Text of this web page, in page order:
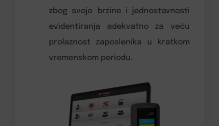
zbog svoje brzine i jednostavnosti
evidentiranja adekvatno za veću
prolaznost zaposlenika u kratkom
vremenskom periodu.